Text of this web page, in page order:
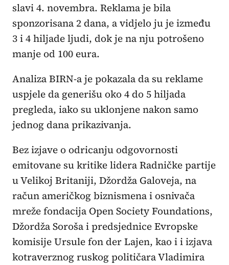
slavi 4. novembra. Reklama je bila
sponzorisana 2 dana, a vidjelo ju je između
3 i 4 hiljade ljudi, dok je na nju potrošeno
manje od 100 eura.
Analiza BIRN-a je pokazala da su reklame
uspjele da generišu oko 4 do 5 hiljada
pregleda, iako su uklonjene nakon samo
jednog dana prikazivanja.
Bez izjave o odricanju odgovornosti
emitovane su kritike lidera Radničke partije
u Velikoj Britaniji, Džordža Galoveja, na
račun američkog biznismena i osnivača
mreže fondacija Open Society Foundations,
Džordža Soroša i predsjednice Evropske
komisije Ursule fon der Lajen, kao i i izjava
kotraverznog ruskog političara Vladimira